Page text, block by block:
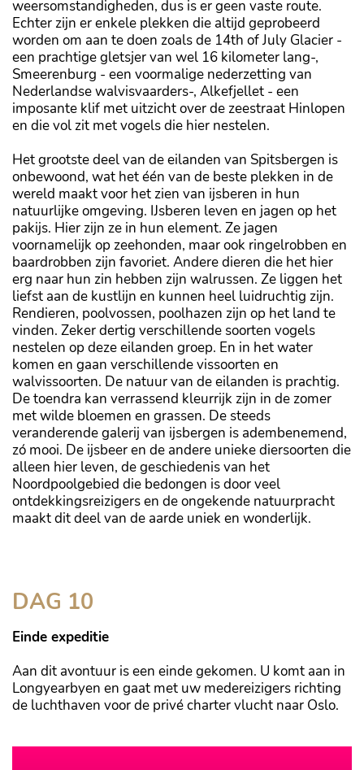
weersomstandigheden, dus is er geen vaste route.
Echter zijn er enkele plekken die altijd geprobeerd
worden om aan te doen zoals de 14th of July Glacier -
een prachtige gletsjer van wel 16 kilometer lang-,
Smeerenburg - een voormalige nederzetting van
Nederlandse walvisvaarders-, Alkefjellet - een
imposante klif met uitzicht over de zeestraat Hinlopen
en die vol zit met vogels die hier nestelen.
Het grootste deel van de eilanden van Spitsbergen is
onbewoond, wat het één van de beste plekken in de
wereld maakt voor het zien van ijsberen in hun
natuurlijke omgeving. IJsberen leven en jagen op het
pakijs. Hier zijn ze in hun element. Ze jagen
voornamelijk op zeehonden, maar ook ringelrobben en
baardrobben zijn favoriet. Andere dieren die het hier
erg naar hun zin hebben zijn walrussen. Ze liggen het
liefst aan de kustlijn en kunnen heel luidruchtig zijn.
Rendieren, poolvossen, poolhazen zijn op het land te
vinden. Zeker dertig verschillende soorten vogels
nestelen op deze eilanden groep. En in het water
komen en gaan verschillende vissoorten en
walvissoorten. De natuur van de eilanden is prachtig.
De toendra kan verrassend kleurrijk zijn in de zomer
met wilde bloemen en grassen. De steeds
veranderende galerij van ijsbergen is adembenemend,
zó mooi. De ijsbeer en de andere unieke diersoorten die
alleen hier leven, de geschiedenis van het
Noordpoolgebied die bedongen is door veel
ontdekkingsreizigers en de ongekende natuurpracht
maakt dit deel van de aarde uniek en wonderlijk.
DAG 10
Einde expeditie
Aan dit avontuur is een einde gekomen. U komt aan in
Longyearbyen en gaat met uw medereizigers richting
de luchthaven voor de privé charter vlucht naar Oslo.